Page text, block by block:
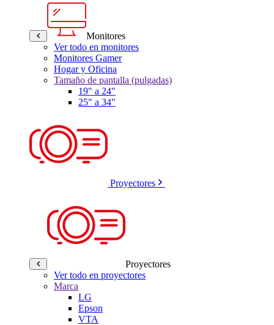
Monitores
Ver todo en monitores
Monitores Gamer
Hogar y Oficina
Tamaño de pantalla (pulgadas)
19" a 24"
25" a 34"
Proyectores
Proyectores
Ver todo en proyectores
Marca
LG
Epson
VTA